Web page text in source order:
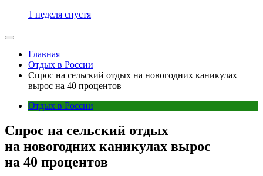
1 неделя спустя
Главная
Отдых в России
Спрос на сельский отдых на новогодних каникулах
вырос на 40 процентов
Отдых в России
Спрос на сельский отдых
на новогодних каникулах вырос
на 40 процентов